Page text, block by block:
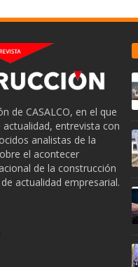
de CASALCO, en el que
entrevista con
analistas de la
el acontecer
de la construcción
actualidad empresarial.